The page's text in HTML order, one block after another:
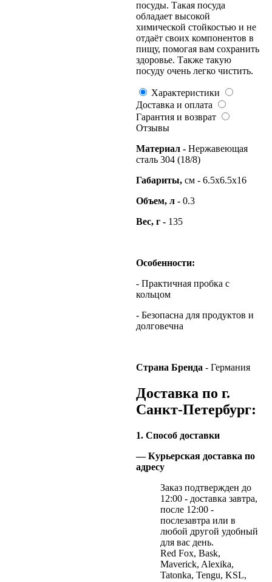
посуды. Такая посуда
обладает высокой
химической стойкостью и не
отдаёт своих компонентов в
пищу, помогая вам сохранить
здоровье. Также такую
посуду очень легко чистить.
Характеристики
Доставка и оплата
Гарантия и возврат
Отзывы
Материал - Нержавеющая
сталь 304 (18/8)
Габариты, см - 6.5х6.5х16
Объем, л - 0.3
Вес, г - 135
Особенности:
- Практичная пробка с
кольцом
- Безопасна для продуктов и
долговечна
Страна Бренда - Германия
Доставка по г.
Санкт-Петербург:
1. Способ доставки
— Курьерская доставка по
адресу
Заказ подтвержден до
12:00 - доставка завтра,
после 12:00 -
послезавтра или в
любой другой удобный
для вас день.
Red Fox, Bask,
Maverick, Alexika,
Tatonka, Tengu, KSL,